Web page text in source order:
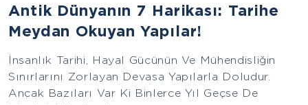
Antik Dünyanın 7 Harikası: Tarihe
Meydan Okuyan Yapılar!
İnsanlık Tarihi, Hayal Gücünün Ve Mühendisliğin
Sınırlarını Zorlayan Devasa Yapılarla Doludur.
Ancak Bazıları Var Ki Binlerce Yıl Geçse De